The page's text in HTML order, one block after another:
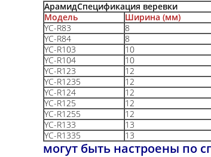
АрамидСпецификация веревки
Модель
Ширина (мм)
YC-R83
8
YC-R84
8
YC-R103
10
YC-R104
10
YC-R123
12
YC-R1235
12
YC-R124
12
YC-R125
12
YC-R1255
12
YC-R133
13
YC-R1335
13
могут быть настроены по